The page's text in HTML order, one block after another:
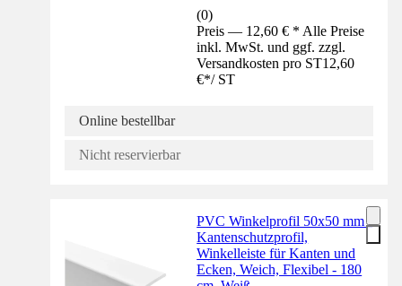
(0)
Preis — 12,60 € * Alle Preise
inkl. MwSt. und ggf. zzgl.
Versandkosten pro ST12,60
€*/ ST
Online bestellbar
Nicht reservierbar
PVC Winkelprofil 50x50 mm -
Kantenschutzprofil,
Winkelleiste für Kanten und
Ecken, Weich, Flexibel - 180